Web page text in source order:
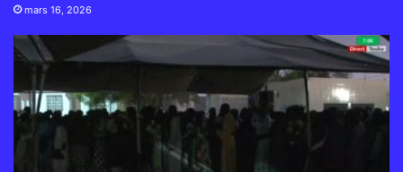
mars 16, 2026